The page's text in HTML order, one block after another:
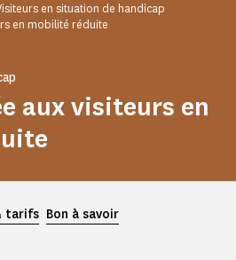
en situation de handicap
en mobilité réduite
aux visiteurs en
tarifs Bon à savoir